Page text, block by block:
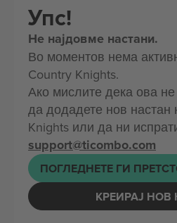
Упс!
Не најдовме настани.
Во моментов нема
Country Knights.
Ако мислите дека ова
да додадете нов настан
Knights или да ни
support@ticombo.com
ПОГЛЕДНЕТЕ ГИ
КРЕИРАЈ НОВ